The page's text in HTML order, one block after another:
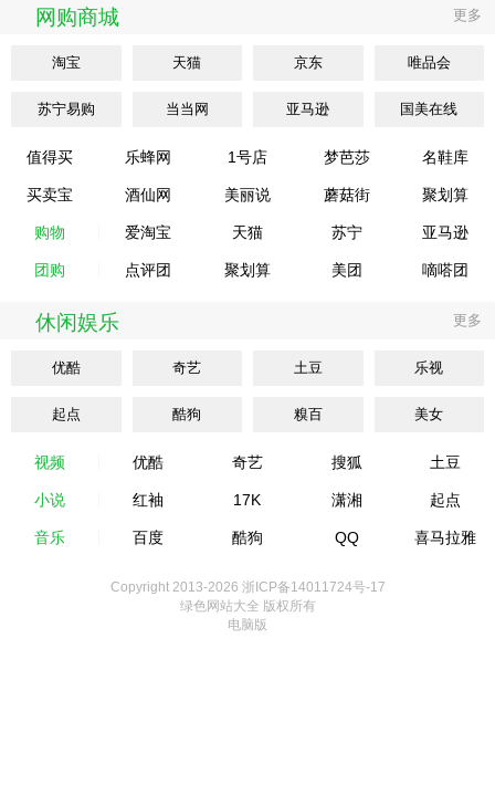
网购商城 更多
淘宝 天猫 京东 唯品会
苏宁易购 当当网 亚马逊 国美在线
值得买 乐蜂网 1号店 梦芭莎 名鞋库
买卖宝 酒仙网 美丽说 蘑菇街 聚划算
购物 爱淘宝 天猫 苏宁 亚马逊
团购 点评团 聚划算 美团 嘀嗒团
休闲娱乐 更多
优酷 奇艺 土豆 乐视
起点 酷狗 糗百 美女
视频 优酷 奇艺 搜狐 土豆
小说 红袖 17K 潇湘 起点
音乐 百度 酷狗 QQ 喜马拉雅
Copyright 2013-2026 浙ICP备14011724号-17
绿色网站大全 版权所有
电脑版